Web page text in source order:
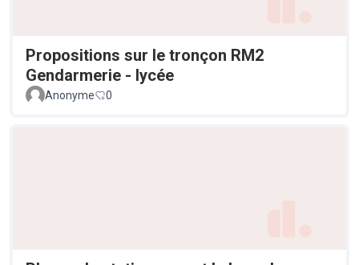
Propositions sur le tronçon RM2
Gendarmerie - lycée
Anonyme 0